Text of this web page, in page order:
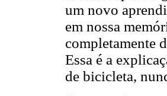
um novo
em nossa
completamente
Essa é a
de bicicleta,